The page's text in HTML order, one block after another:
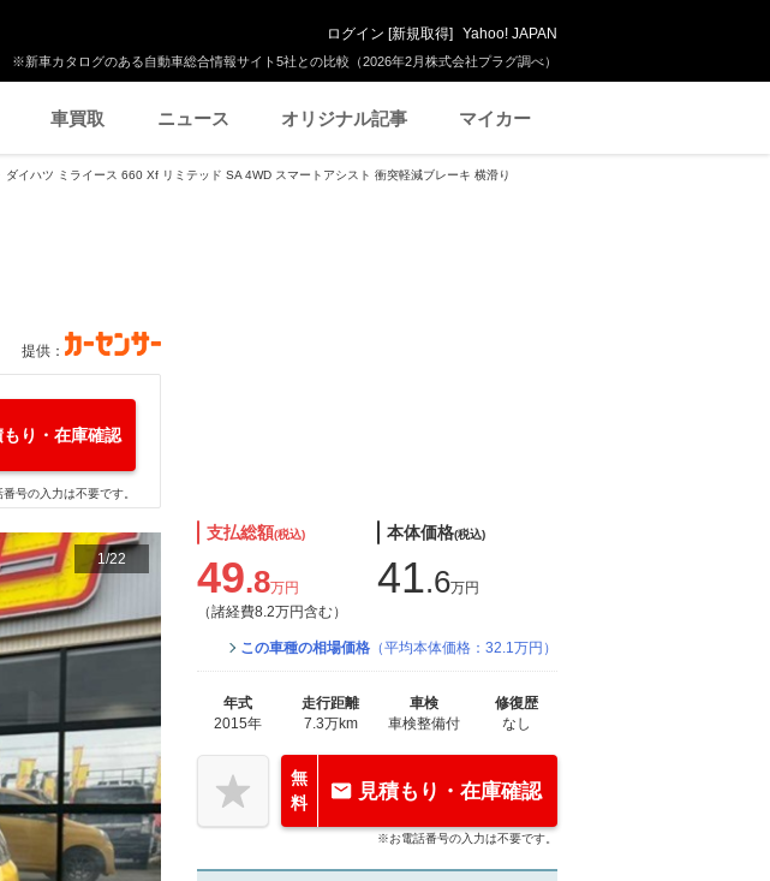
※新車カタログのある自動車総合情報サイト5社との比較（2026年2月株式会社プラグ調べ）
ログイン [新規取得] Yahoo! JAPAN
車買取 ニュース オリジナル記事 マイカー
ダイハツ ミライース 660 Xf リミテッド SA 4WD スマートアシスト 衝突軽減ブレーキ 横滑り
提供：
もり・在庫確認
号の入力は不要です。
1/22
支払総額(税込)
49.8万円
（諸経費8.2万円含む）
本体価格(税込)
41.6万円
この車種の相場価格 （平均本体価格：32.1万円）
年式
2015年
走行距離
7.3万km
車検
車検整備付
修復歴
なし
無
料
見積もり・在庫確認
※お電話番号の入力は不要です。